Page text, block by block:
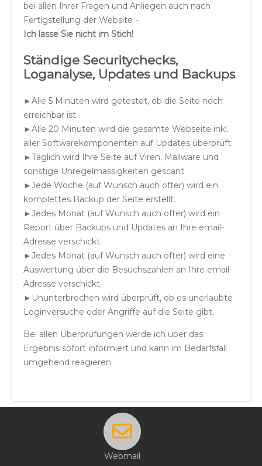
bei allen Ihrer Fragen und Anliegen auch nach
Fertigstellung der Website -
Ich lasse Sie nicht im Stich!
Ständige Securitychecks,
Loganalyse, Updates und Backups
►Alle 5 Minuten wird getestet, ob die Seite noch
erreichbar ist.
►Alle 20 Minuten wird die gesamte Webseite inkl.
aller Softwarekomponenten auf Updates überprüft.
►Täglich wird Ihre Seite auf Viren, Mallware und
sonstige Unregelmässigkeiten gescant.
►Jede Woche (auf Wunsch auch öfter) wird ein
komplettes Backup der Seite erstellt.
►Jedes Monat (auf Wunsch auch öfter) wird ein
Report über Backups und Updates an Ihre email-
Adresse verschickt.
►Jedes Monat (auf Wunsch auch öfter) wird eine
Auswertung über die Besuchszahlen an Ihre email-
Adresse verschickt.
►Ununterbrochen wird überprüft, ob es unerlaubte
Loginversuche oder Angriffe auf die Seite gibt.
Bei allen Überprüfungen werde ich über das
Ergebnis sofort informiert und kann im Bedarfsfall
umgehend reagieren.
Webmail